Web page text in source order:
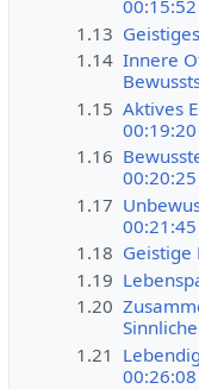
00:15:52
1.13
1.14 Innere
1.15 Aktives
00:19:20
1.16
00:20:25
1.17
00:21:45
1.18 Geistige
1.19
1.20
1.21
00:26:08